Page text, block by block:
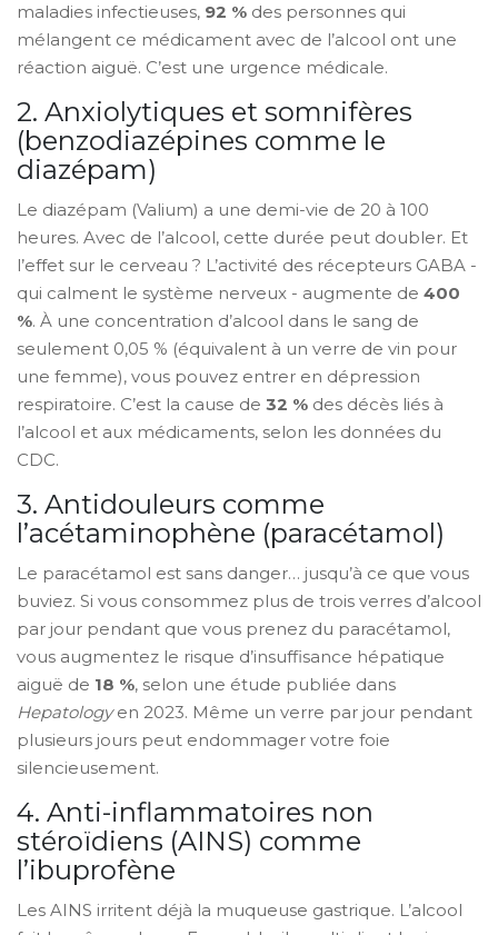
maladies infectieuses, 92 % des personnes qui
mélangent ce médicament avec de l’alcool ont une
réaction aiguë. C’est une urgence médicale.
2. Anxiolytiques et somnifères
(benzodiazépines comme le
diazépam)
Le diazépam (Valium) a une demi-vie de 20 à 100
heures. Avec de l’alcool, cette durée peut doubler. Et
l’effet sur le cerveau ? L’activité des récepteurs GABA -
qui calment le système nerveux - augmente de 400
%. À une concentration d’alcool dans le sang de
seulement 0,05 % (équivalent à un verre de vin pour
une femme), vous pouvez entrer en dépression
respiratoire. C’est la cause de 32 % des décès liés à
l’alcool et aux médicaments, selon les données du
CDC.
3. Antidouleurs comme
l’acétaminophène (paracétamol)
Le paracétamol est sans danger… jusqu’à ce que vous
buviez. Si vous consommez plus de trois verres d’alcool
par jour pendant que vous prenez du paracétamol,
vous augmentez le risque d’insuffisance hépatique
aiguë de 18 %, selon une étude publiée dans
Hepatologyen 2023. Même un verre par jour pendant
plusieurs jours peut endommager votre foie
silencieusement.
4. Anti-inflammatoires non
stéroïdiens (AINS) comme
l’ibuprofène
Les AINS irritent déjà la muqueuse gastrique. L’alcool